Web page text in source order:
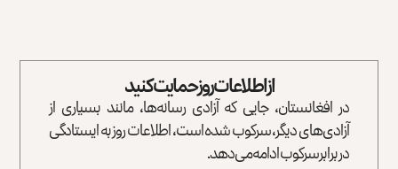
از اطلاعات روز حمایت کنید
در افغانستان، جایی که آزادی رسانه‌ها، مانند بسیاری از
آزادی‌های دیگر، سرکوب شده است، اطلاعات روز به ایستادگی
در برابر سرکوب ادامه می‌دهد.